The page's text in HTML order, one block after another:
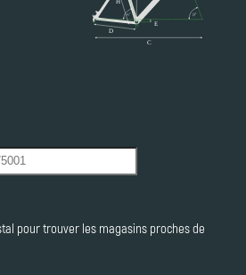
pour trouver les magasins proches de